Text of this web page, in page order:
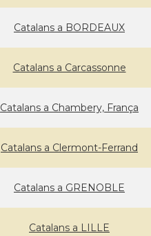
Catalans a BORDEAUX
Catalans a Carcassonne
Catalans a Chambery, França
Catalans a Clermont-Ferrand
Catalans a GRENOBLE
Catalans a LILLE